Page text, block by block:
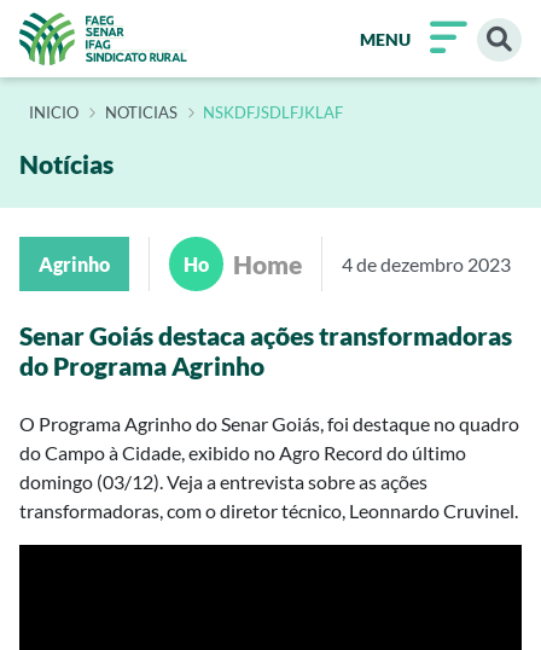
MENU
INÍCIO NOTICIAS NSKDFJSDLFJKLAF
Notícias
Agrinho Ho Home 4 de dezembro 2023
Senar Goiás destaca ações transformadoras
do Programa Agrinho
O Programa Agrinho do Senar Goiás, foi destaque no quadro
do Campo à Cidade, exibido no Agro Record do último
domingo (03/12). Veja a entrevista sobre as ações
transformadoras, com o diretor técnico, Leonnardo Cruvinel.